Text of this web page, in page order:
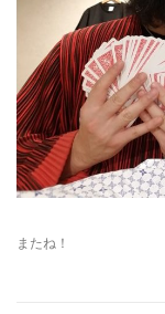
またね！